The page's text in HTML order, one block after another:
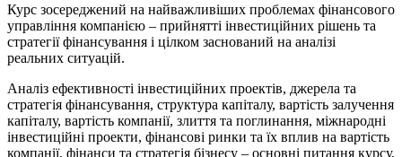
Курс зосереджений на найважливіших проблемах фінансового
управління компанією – прийнятті інвестиційних рішень та
стратегії фінансування і цілком заснований на аналізі
реальних ситуацій.
Аналіз ефективності інвестиційних проектів, джерела та
стратегія фінансування, структура капіталу, вартість залучення
капіталу, вартість компанії, злиття та поглинання, міжнародні
інвестиційні проекти, фінансові ринки та їх вплив на вартість
компанії, фінанси та стратегія бізнесу – основні питання курсу,